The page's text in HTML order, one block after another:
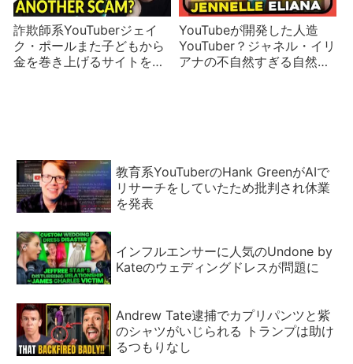
詐欺師系YouTuberジェイ
ク・ポールまた子どもから
金を巻き上げるサイトを開
YouTubeが開発した人造
YouTuber？ジャネル・イリ
アナの不自然すぎる自然さ
教育系YouTuberのHank GreenがAIで
リサーチをしていたため批判され休業
を発表
インフルエンサーに人気のUndone by
Kateのウェディングドレスが問題に
Andrew Tate逮捕でカプリパンツと紫
のシャツがいじられる トランプは助け
るつもりなし